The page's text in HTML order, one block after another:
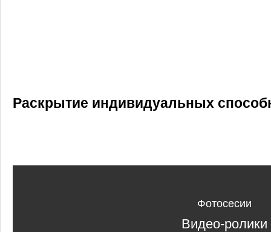
Раскрытие индивидуальных
Фотосесии
Видео-ролики